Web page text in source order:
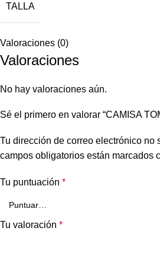
TALLA
Valoraciones (0)
Valoraciones
No hay valoraciones aún.
Sé el primero en valorar “CAMISA
Tu dirección de correo electrónico no
campos obligatorios están marcados
Tu puntuación *
Tu valoración *